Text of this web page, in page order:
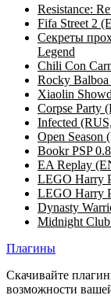
Resistance:
Fifa Street 2
Секреты
Legend
Chili Con
Rocky
Xiaolin
Corpse Party
Infected
Open Season
Bookr PSP
EA Replay
LEGO Harry
LEGO Harry
Dynasty
Midnight
Плагины
Скачивайте
возможности